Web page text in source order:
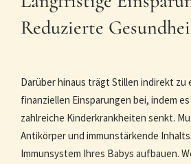
Reduzierte
Darüber hinaus trägt Stillen indirekt zu
finanziellen Einsparungen bei, indem
zahlreiche Kinderkrankheiten senkt.
Antikörper und immunstärkende
Immunsystem Ihres Babys aufbauen.